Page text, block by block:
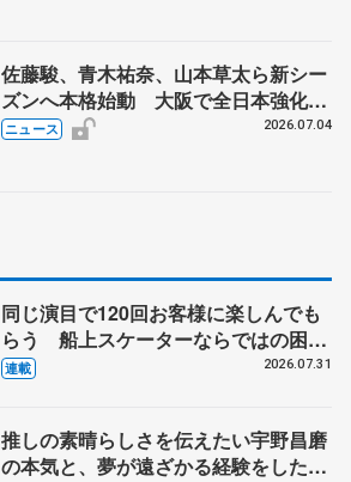
佐藤駿、青木祐奈、山本草太ら新シー
ズンへ本格始動 大阪で全日本強化合
宿 シニアデビューの島田麻央らも
ニュース 2026.07.04
同じ演目で120回お客様に楽しんでも
らう 船上スケーターならではの困難
とは 影響あったPIW前キャプテン松
連載 2026.07.31
推しの素晴らしさを伝えたい宇野昌磨
の本気と、夢が遠ざかる経験をした本